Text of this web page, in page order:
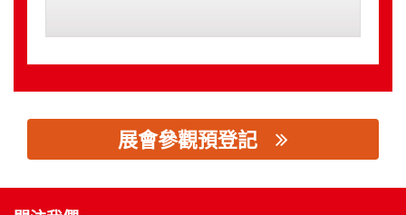
展會參觀預登記